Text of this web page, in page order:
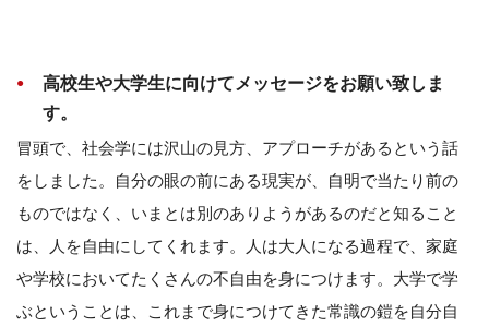
高校生や大学生に向けてメッセージをお願い致しま
す。
冒頭で、社会学には沢山の見方、アプローチがあるという話
をしました。自分の眼の前にある現実が、自明で当たり前の
ものではなく、いまとは別のありようがあるのだと知ること
は、人を自由にしてくれます。人は大人になる過程で、家庭
や学校においてたくさんの不自由を身につけます。大学で学
ぶということは、これまで身につけてきた常識の鎧を自分自